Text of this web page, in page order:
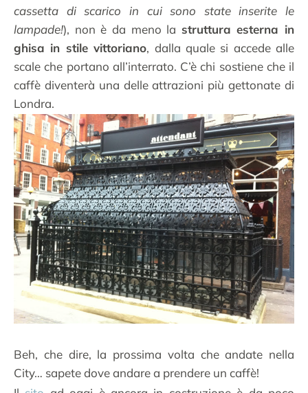
cassetta di scarico in cui sono state inserite le
lampade!), non è da meno la struttura esterna in
ghisa in stile vittoriano, dalla quale si accede alle
scale che portano all’interrato. C’è chi sostiene che il
caffè diventerà una delle attrazioni più gettonate di
Londra.
Beh, che dire, la prossima volta che andate nella
City… sapete dove andare a prendere un caffè!